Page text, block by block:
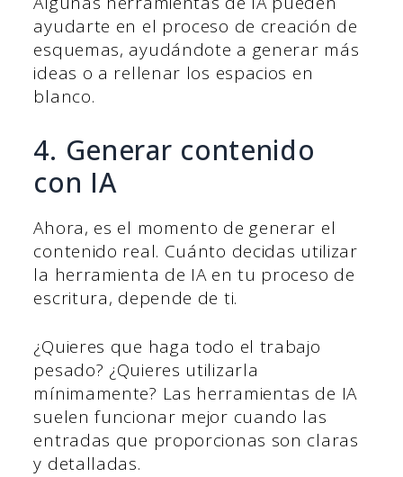
ayudarte en el proceso de creación de
esquemas, ayudándote a generar más
ideas o a rellenar los espacios en
blanco.
4. Generar contenido
con IA
Ahora, es el momento de generar el
contenido real. Cuánto decidas utilizar
la herramienta de IA en tu proceso de
escritura, depende de ti.
¿Quieres que haga todo el trabajo
pesado? ¿Quieres utilizarla
mínimamente? Las herramientas de IA
suelen funcionar mejor cuando las
entradas que proporcionas son claras
y detalladas.